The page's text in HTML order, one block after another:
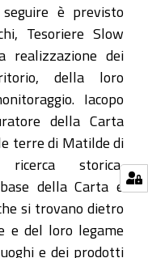
è previsto
Tesoriere Slow
realizzazione dei
della loro
Iacopo
della Carta
terre di Matilde di
storica,
della Carta e
si trovano dietro
e del loro legame
e dei prodotti